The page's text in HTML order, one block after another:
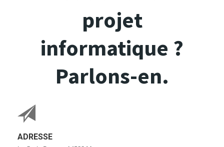
projet
informatique ?
Parlons-en.
ADRESSE